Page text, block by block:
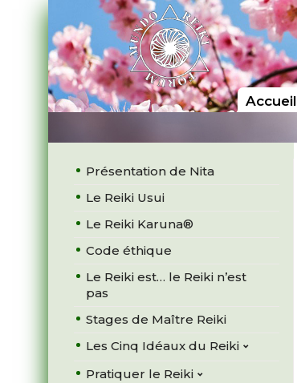
Accueil
Présentation de Nita
Le Reiki Usui
Le Reiki Karuna®
Code éthique
Le Reiki est… le Reiki n’est
pas
Stages de Maître Reiki
Les Cinq Idéaux du Reiki
Pratiquer le Reiki